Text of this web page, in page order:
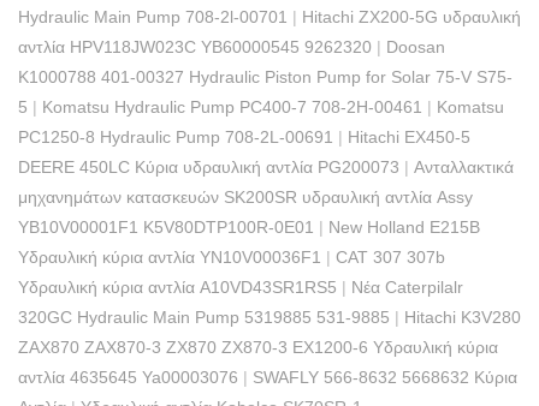
Hydraulic Main Pump 708-2l-00701 | Hitachi ZX200-5G υδραυλική
αντλία HPV118JW023C YB60000545 9262320 | Doosan
K1000788 401-00327 Hydraulic Piston Pump for Solar 75-V S75-
5 | Komatsu Hydraulic Pump PC400-7 708-2H-00461 | Komatsu
PC1250-8 Hydraulic Pump 708-2L-00691 | Hitachi EX450-5
DEERE 450LC Κύρια υδραυλική αντλία PG200073 | Ανταλλακτικά
μηχανημάτων κατασκευών SK200SR υδραυλική αντλία Assy
YB10V00001F1 K5V80DTP100R-0E01 | New Holland E215B
Υδραυλική κύρια αντλία YN10V00036F1 | CAT 307 307b
Υδραυλική κύρια αντλία A10VD43SR1RS5 | Νέα Caterpilalr
320GC Hydraulic Main Pump 5319885 531-9885 | Hitachi K3V280
ZAX870 ZAX870-3 ZX870 ZX870-3 EX1200-6 Υδραυλική κύρια
αντλία 4635645 Ya00003076 | SWAFLY 566-8632 5668632 Κύρια